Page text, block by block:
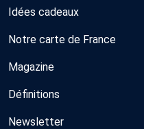
Idées cadeaux
Notre carte de France
Magazine
Définitions
Newsletter